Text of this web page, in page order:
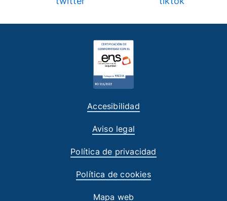
Accesibilidad
Aviso legal
Política de privacidad
Política de cookies
Mapa web